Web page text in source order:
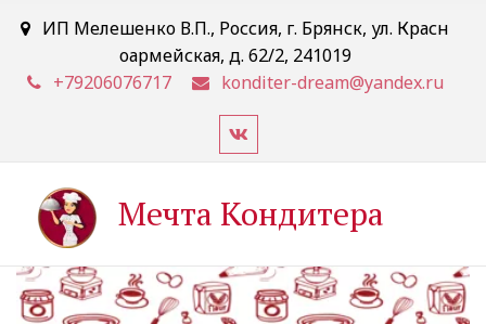
ИП Мелешенко В.П., Россия, г. Брянск, ул. Красн
оармейская, д. 62/2, 241019
+79206076717
konditer-dream@yandex.ru
Мечта Кондитера